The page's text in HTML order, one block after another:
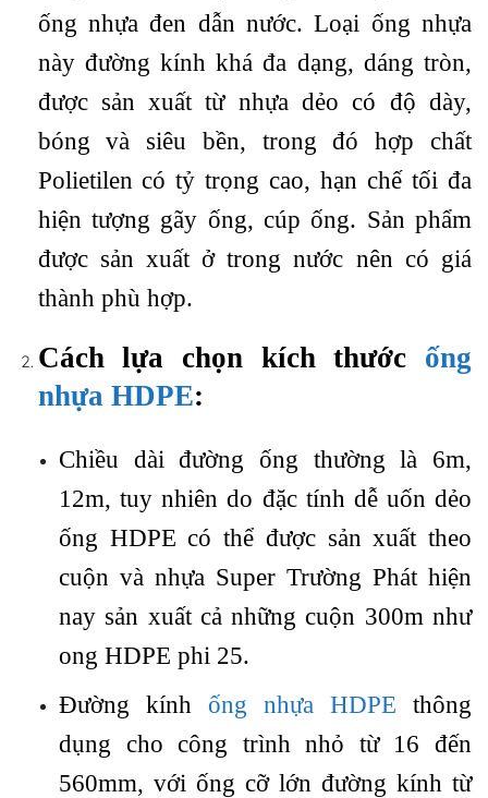
ống nhựa đen dẫn nước. Loại ống nhựa
này đường kính khá đa dạng, dáng tròn,
được sản xuất từ nhựa dẻo có độ dày,
bóng và siêu bền, trong đó hợp chất
Polietilen có tỷ trọng cao, hạn chế tối đa
hiện tượng gãy ống, cúp ống. Sản phẩm
được sản xuất ở trong nước nên có giá
thành phù hợp.
Cách lựa chọn kích thước ống
nhựa HDPE:
Chiều dài đường ống thường là 6m,
12m, tuy nhiên do đặc tính dễ uốn dẻo
ống HDPE có thể được sản xuất theo
cuộn và nhựa Super Trường Phát hiện
nay sản xuất cả những cuộn 300m như
ong HDPE phi 25.
Đường kính ống nhựa HDPE thông
dụng cho công trình nhỏ từ 16 đến
560mm, với ống cỡ lớn đường kính từ